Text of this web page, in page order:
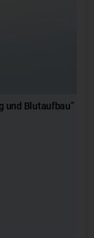
und Blutaufbau”